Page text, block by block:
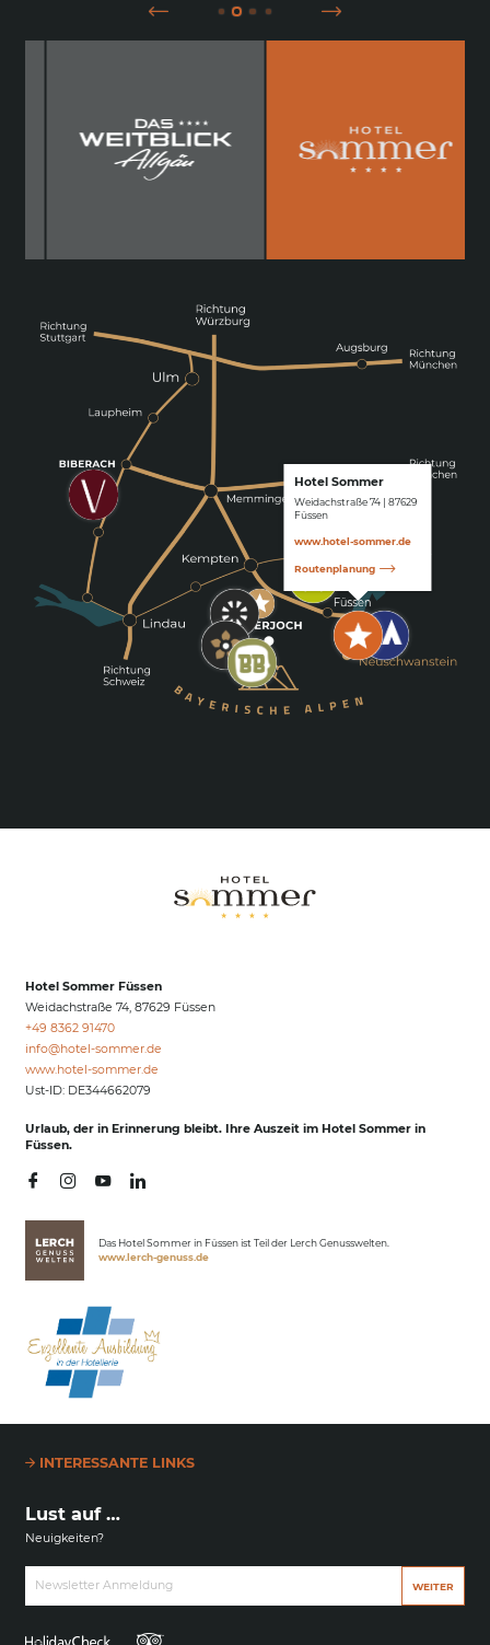
Hotel Sommer
Weidachstraße 74 | 87629
Füssen
www.hotel-sommer.de
Routenplanung
Hotel Sommer Füssen
Weidachstraße 74, 87629 Füssen
+49 8362 91470
info@hotel-sommer.de
www.hotel-sommer.de
Ust-ID: DE344662079
Urlaub, der in Erinnerung bleibt. Ihre Auszeit im Hotel Sommer in
Füssen.
Das Hotel Sommer in Füssen ist Teil der Lerch Genusswelten.
www.lerch-genuss.de
INTERESSANTE LINKS
Lust auf …
Neuigkeiten?
Newsletter Anmeldung WEITER